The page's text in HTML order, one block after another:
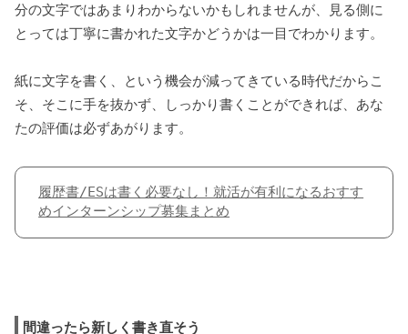
分の文字ではあまりわからないかもしれませんが、見る側に
とっては丁寧に書かれた文字かどうかは一目でわかります。
紙に文字を書く、という機会が減ってきている時代だからこ
そ、そこに手を抜かず、しっかり書くことができれば、あな
たの評価は必ずあがります。
履歴書/ESは書く必要なし！就活が有利になるおすす
めインターンシップ募集まとめ
間違ったら新しく書き直そう